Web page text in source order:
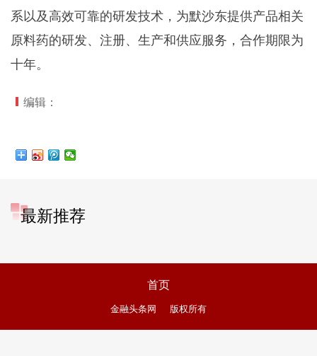
系以及高效可靠的研发技术，为默沙东提供产品相关
原料药的研发、注册、生产和供应服务，合作期限为
十年。
编辑：
最新推荐
首页
金融头条网 版权所有